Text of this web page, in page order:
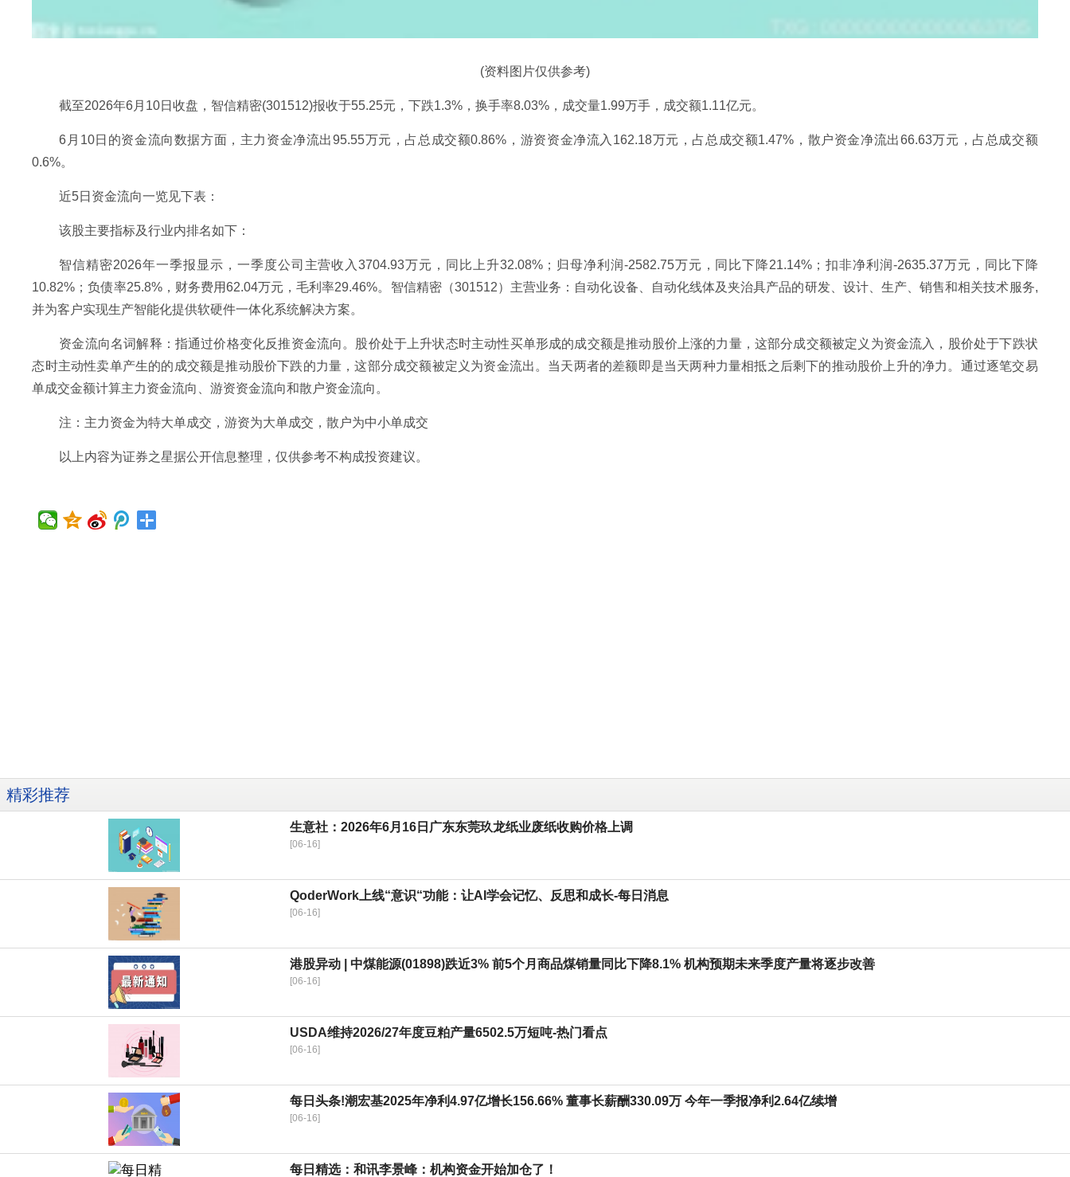
(资料图片仅供参考)
截至2026年6月10日收盘，智信精密(301512)报收于55.25元，下跌1.3%，换手率8.03%，成交量1.99万手，成交额1.11亿元。
6月10日的资金流向数据方面，主力资金净流出95.55万元，占总成交额0.86%，游资资金净流入162.18万元，占总成交额1.47%，散户资金净流出66.63万元，占总成交额
0.6%。
近5日资金流向一览见下表：
该股主要指标及行业内排名如下：
智信精密2026年一季报显示，一季度公司主营收入3704.93万元，同比上升32.08%；归母净利润-2582.75万元，同比下降21.14%；扣非净利润-2635.37万元，同比下降
10.82%；负债率25.8%，财务费用62.04万元，毛利率29.46%。智信精密（301512）主营业务：自动化设备、自动化线体及夹治具产品的研发、设计、生产、销售和相关技术服务,
并为客户实现生产智能化提供软硬件一体化系统解决方案。
资金流向名词解释：指通过价格变化反推资金流向。股价处于上升状态时主动性买单形成的成交额是推动股价上涨的力量，这部分成交额被定义为资金流入，股价处于下跌状
态时主动性卖单产生的的成交额是推动股价下跌的力量，这部分成交额被定义为资金流出。当天两者的差额即是当天两种力量相抵之后剩下的推动股价上升的净力。通过逐笔交易
单成交金额计算主力资金流向、游资资金流向和散户资金流向。
注：主力资金为特大单成交，游资为大单成交，散户为中小单成交
以上内容为证券之星据公开信息整理，仅供参考不构成投资建议。
精彩推荐
生意社：2026年6月16日广东东莞玖龙纸业废纸收购价格上调
[06-16]
QoderWork上线“意识“功能：让AI学会记忆、反思和成长-每日消息
[06-16]
港股异动 | 中煤能源(01898)跌近3% 前5个月商品煤销量同比下降8.1% 机构预期未来季度产量将逐步改善
[06-16]
USDA维持2026/27年度豆粕产量6502.5万短吨-热门看点
[06-16]
每日头条!潮宏基2025年净利4.97亿增长156.66% 董事长薪酬330.09万 今年一季报净利2.64亿续增
[06-16]
每日精选：和讯李景峰：机构资金开始加仓了！